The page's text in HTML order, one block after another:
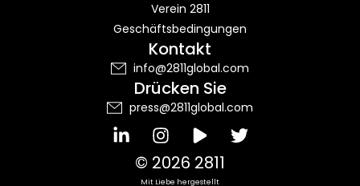
Verein 2811
Geschäftsbedingungen
Kontakt
info@2811global.com
Drücken Sie
press@2811global.com
I
n
s
t
T
w
© 2026 2811
Mit Liebe hergestellt